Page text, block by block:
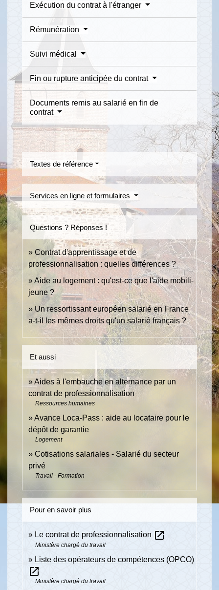
Exécution du contrat à l'étranger
Rémunération
Suivi médical
Fin ou rupture anticipée du contrat
Documents remis au salarié en fin de
contrat
Textes de référence
Services en ligne et formulaires
Questions ? Réponses !
Contrat d'apprentissage et de
professionnalisation : quelles différences ?
Aide au logement : qu'est-ce que l'aide mobili-
jeune ?
Un ressortissant européen salarié en France
a-t-il les mêmes droits qu'un salarié français ?
Et aussi
Aides à l'embauche en alternance par un
contrat de professionnalisation
Ressources humaines
Avance Loca-Pass : aide au locataire pour le
dépôt de garantie
Logement
Cotisations salariales - Salarié du secteur
privé
Travail - Formation
Pour en savoir plus
Le contrat de professionnalisation open_in_new
Ministère chargé du travail
Liste des opérateurs de compétences (OPCO)
open_in_new
Ministère chargé du travail